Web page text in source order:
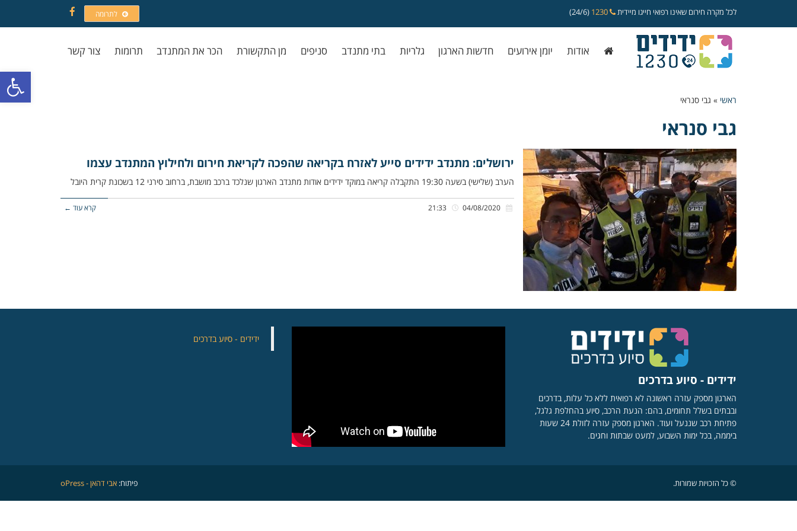
פתח
לכל מקרה חירום שאינו רפואי חייגו מיידית (24/6) לתרומה
Facebook
אודות יומן אירועים חדשות הארגון גלריות בתי מתנדב סניפים מן התקשורת הכר את המתנדב תרומות צור קשר
ראשי » גבי סנראי
גבי סנראי
ירושלים: מתנדב ידידים סייע לאזרח בקריאה שהפכה לקריאת חירום ולחילוץ המתנדב עצמו
הערב (שלישי) בשעה 19:30 התקבלה קריאה במוקד ידידים אודות מתנדב הארגון שנלכד ברכב מושבת, ברחוב סירני 12 בשכונת קרית היובל
קרא עוד ←
ידידים - סיוע בדרכים
הארגון מספק עזרה ראשונה לא רפואית ללא כל עלות, בדרכים
ובבתים בשלל תחומים, בהם: הנעת הרכב, סיוע בהחלפת גלגל,
פתיחת רכב שננעל ועוד. הארגון מספק עזרה לזולת 24 שעות
ביממה, בכל ימות השבוע, למעט שבתות וחגים.
‏ידידים - סיוע בדרכים
© כל הזכויות שמורות. פיתוח: אבי דהאן - oPress